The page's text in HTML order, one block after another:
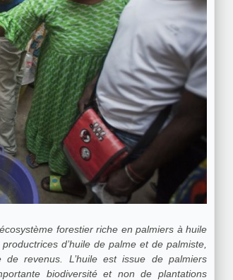
forestier riche en palmiers à huile
d’huile de palme et de palmiste,
revenus. L’huile est issue de palmiers
biodiversité et non de plantations